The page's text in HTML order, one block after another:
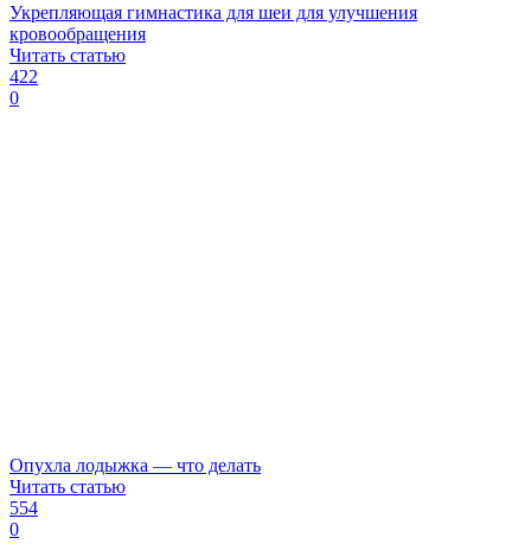
Укрепляющая гимнастика для шеи для улучшения
кровообращения
Читать статью
422
0
Опухла лодыжка — что делать
Читать статью
554
0